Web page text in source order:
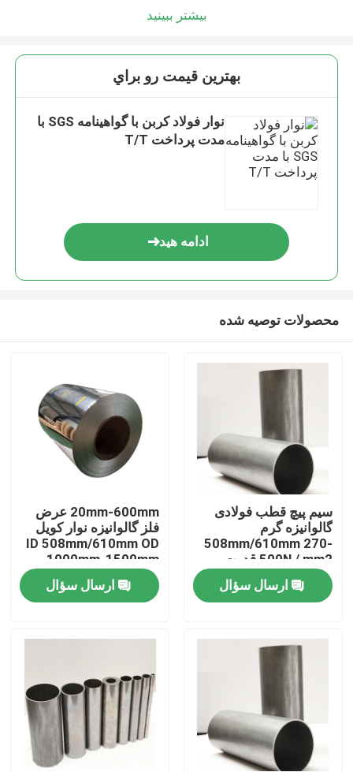
صفحه اصلی
بیشتر ببینید
بهترين قيمت رو براي
نوار فولاد کربن با گواهینامه SGS با
مدت پرداخت T/T
ادامه هید
محصولات توصیه شده
سیم پیچ قطب فولادی
گالوانیزه گرم
508mm/610mm 270-
500N / mm2 قدرت
کششی
ارسال سؤال
20mm-600mm عرض
فلز گالوانیزه نوار کویل
ID 508mm/610mm OD
1000mm-1500mm
ارسال سؤال